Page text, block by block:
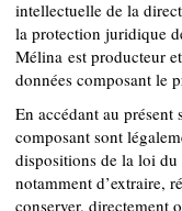
intellectuelle de la
la protection juridique
Mélina est producteur
données composant le
En accédant au
composant sont
dispositions de la loi
notamment d’extraire,
conserver, directement